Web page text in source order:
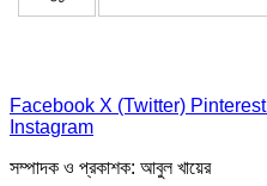
Facebook X (Twitter) Pinterest
Instagram
সম্পাদক ও প্রকাশক: আবুল খায়ের